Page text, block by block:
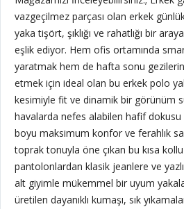
vazgeçilmez parçası olan erkek
yaka tişört, şıklığı ve rahatlığı bir
eşlik ediyor. Hem ofis ortamında
yaratmak hem de hafta sonu
etmek için ideal olan bu erkek polo
kesimiyle fit ve dinamik bir görünüm
havalarda nefes alabilen hafif
boyu maksimum konfor ve ferahlık
toprak tonuyla öne çıkan bu kısa
pantolonlardan klasik jeanlere ve
alt giyimle mükemmel bir uyum
üretilen dayanıklı kumaşı, sık